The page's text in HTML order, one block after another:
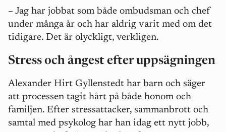
– Jag har jobbat som både ombudsman och chef
under många år och har aldrig varit med om det
tidigare. Det är olyckligt, verkligen.
Stress och ångest efter uppsägningen
Alexander Hirt Gyllenstedt har barn och säger
att processen tagit hårt på både honom och
familjen. Efter stressattacker, sammanbrott och
samtal med psykolog har han idag ett nytt jobb,